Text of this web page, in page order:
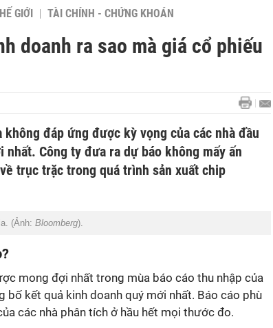
GIỚI TÀI CHÍNH - CHỨNG KHOÁN
doanh ra sao mà giá cổ phiếu
không đáp ứng được kỳ vọng của các nhà đầu
Công ty đưa ra dự báo không mấy ấn
trục trặc trong quá trình sản xuất chip
(Ảnh: Bloomberg).
mong đợi nhất trong mùa báo cáo thu nhập của
bố kết quả kinh doanh quý mới nhất. Báo cáo phù
các nhà phân tích ở hầu hết mọi thước đo.